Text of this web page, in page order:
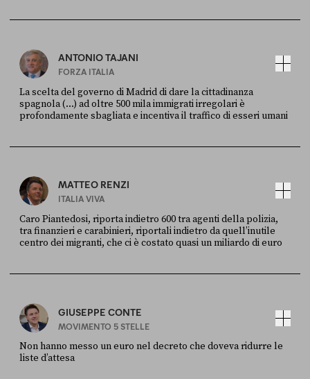
ANTONIO TAJANI
FORZA ITALIA
La scelta del governo di Madrid di dare la cittadinanza
spagnola (...) ad oltre 500 mila immigrati irregolari è
profondamente sbagliata e incentiva il traffico di esseri umani
MATTEO RENZI
ITALIA VIVA
Caro Piantedosi, riporta indietro 600 tra agenti della polizia,
tra finanzieri e carabinieri, riportali indietro da quell’inutile
centro dei migranti, che ci è costato quasi un miliardo di euro
GIUSEPPE CONTE
MOVIMENTO 5 STELLE
Non hanno messo un euro nel decreto che doveva ridurre le
liste d’attesa